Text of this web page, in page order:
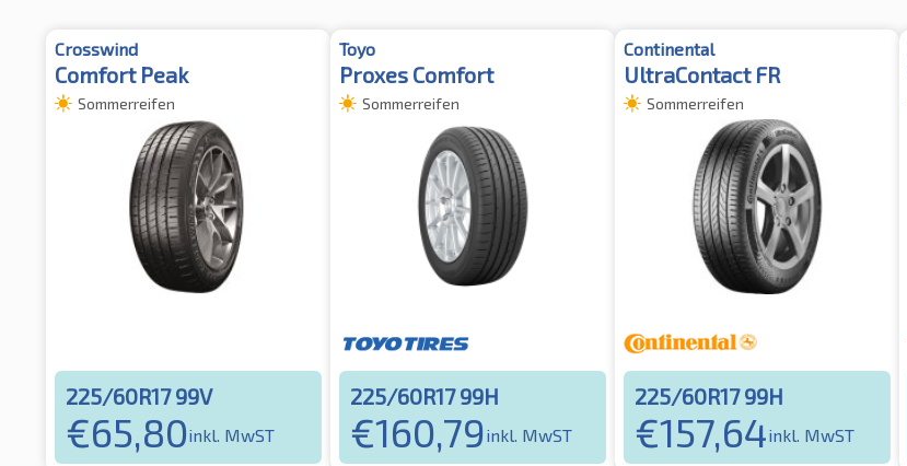
Crosswind
Comfort Peak
Sommerreifen
225/60R17 99V
€65,80inkl. MwST
Toyo
Proxes Comfort
Sommerreifen
225/60R17 99H
€160,79inkl. MwST
Continental
UltraContact FR
Sommerreifen
225/60R17 99H
€157,64inkl. MwST